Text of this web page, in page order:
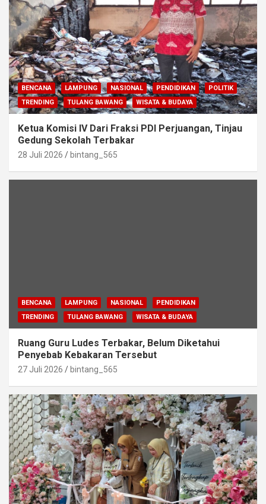
BENCANA LAMPUNG NASIONAL PENDIDIKAN
POLITIK
TRENDING
TULANG BAWANG WISATA & BUDAYA
Ketua Komisi IV Dari Fraksi PDI Perjuangan, Tinjau
Gedung Sekolah Terbakar
28 Juli 2026 bintang_565
BENCANA LAMPUNG NASIONAL
PENDIDIKAN
TRENDING
TULANG BAWANG WISATA & BUDAYA
Ruang Guru Ludes Terbakar, Belum Diketahui
Penyebab Kebakaran Tersebut
27 Juli 2026 bintang_565